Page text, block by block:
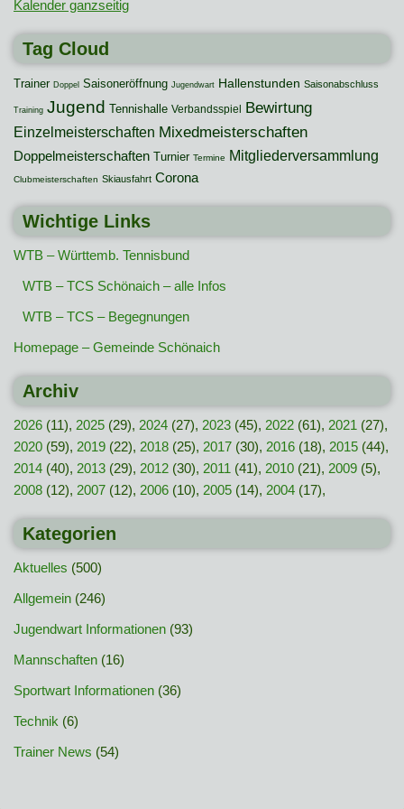
Kalender ganzseitig
Tag Cloud
Trainer Doppel Saisoneröffnung Jugendwart Hallenstunden Saisonabschluss
Training Jugend Tennishalle Verbandsspiel Bewirtung
Einzelmeisterschaften Mixedmeisterschaften
Doppelmeisterschaften Turnier Termine Mitgliederversammlung
Clubmeisterschaften Skiausfahrt Corona
Wichtige Links
WTB – Württemb. Tennisbund
WTB – TCS Schönaich – alle Infos
WTB – TCS – Begegnungen
Homepage – Gemeinde Schönaich
Archiv
2026 (11), 2025 (29), 2024 (27), 2023 (45), 2022 (61), 2021 (27),
2020 (59), 2019 (22), 2018 (25), 2017 (30), 2016 (18), 2015 (44),
2014 (40), 2013 (29), 2012 (30), 2011 (41), 2010 (21), 2009 (5),
2008 (12), 2007 (12), 2006 (10), 2005 (14), 2004 (17),
Kategorien
Aktuelles (500)
Allgemein (246)
Jugendwart Informationen (93)
Mannschaften (16)
Sportwart Informationen (36)
Technik (6)
Trainer News (54)